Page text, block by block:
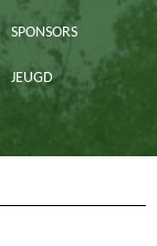
SPONSORS
JEUGD